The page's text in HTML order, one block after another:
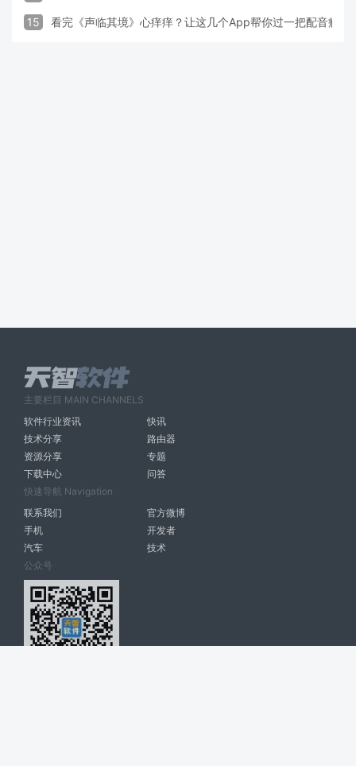
15 看完《声临其境》心痒痒？让这几个App帮你过一把配音瘾
主要栏目 MAIN CHANNELS
软件行业资讯
快讯
技术分享
路由器
资源分享
专题
下载中心
问答
快速导航 Navigation
联系我们
官方微博
手机
开发者
汽车
技术
公众号